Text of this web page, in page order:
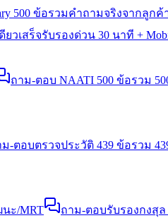
500 ข้อรวมคำถามจริงจากลูกค้
ยวเสร็จรับรองด่วน 30 นาที +
ถาม-ตอบ NAATI 500 ข้อรวม
ม-ตอบตรวจประวัติ 439 ข้อรวม
ะ/MRT ถาม-ตอบรับรองกงสุล